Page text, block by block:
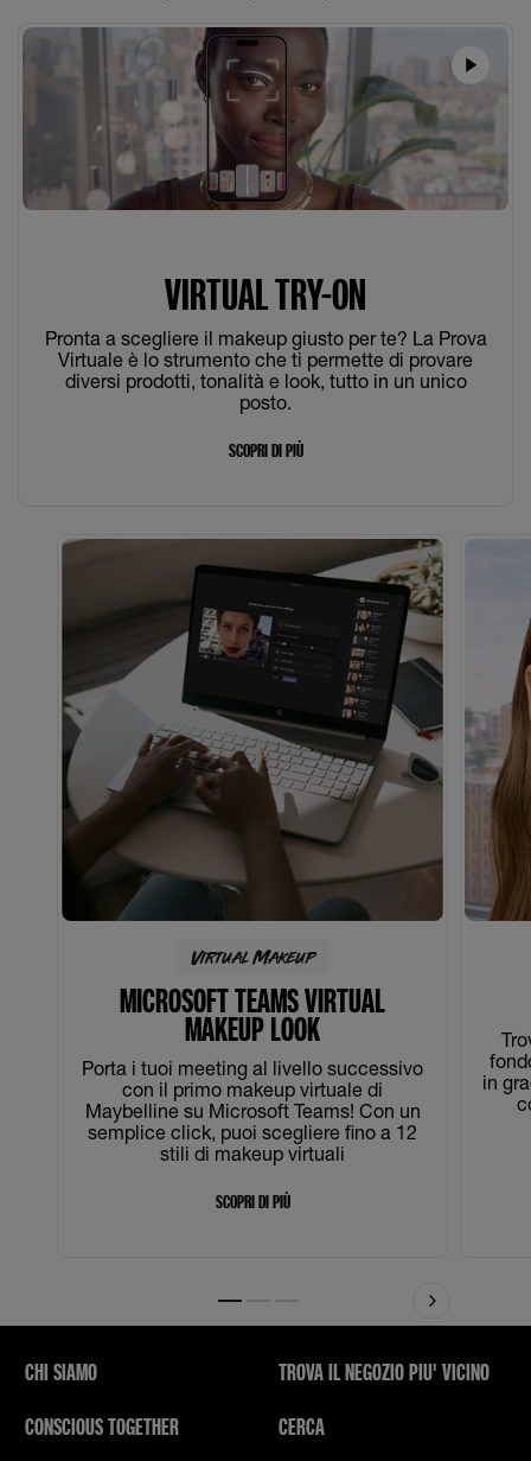
VIRTUAL TRY-ON
Pronta a scegliere il makeup giusto per te? La Prova
Virtuale è lo strumento che ti permette di provare
diversi prodotti, tonalità e look, tutto in un unico
posto.
SCOPRI DI PIÙ
Virtual Makeup
MICROSOFT TEAMS VIRTUAL
MAKEUP LOOK
Porta i tuoi meeting al livello successivo
con il primo makeup virtuale di
Maybelline su Microsoft Teams! Con un
semplice click, puoi scegliere fino a 12
stili di makeup virtuali
SCOPRI DI PIÙ
in
Slide 1Slide 2Slide 3
CHI SIAMO
CONSCIOUS TOGETHER
TROVA IL NEGOZIO PIU' VICINO
CERCA